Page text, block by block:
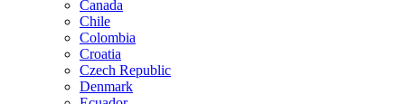
Canada
Chile
Colombia
Croatia
Czech Republic
Denmark